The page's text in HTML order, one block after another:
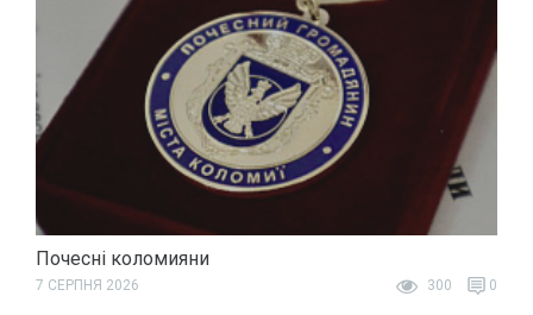
Почесні коломияни
7 СЕРПНЯ 2026 300 0